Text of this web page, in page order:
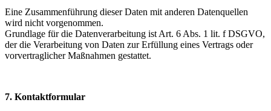
Eine Zusammenführung dieser Daten mit anderen Datenquellen
wird nicht vorgenommen.
Grundlage für die Datenverarbeitung ist Art. 6 Abs. 1 lit. f DSGVO,
der die Verarbeitung von Daten zur Erfüllung eines Vertrags oder
vorvertraglicher Maßnahmen gestattet.
7. Kontaktformular